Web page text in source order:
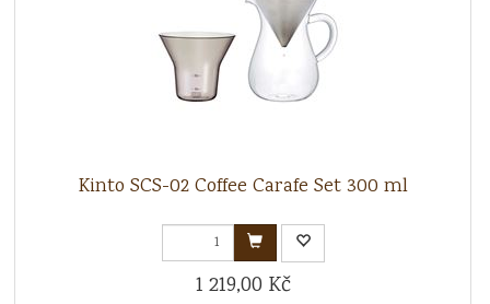
Kinto SCS-02 Coffee Carafe Set 300 ml
1 219,00 Kč